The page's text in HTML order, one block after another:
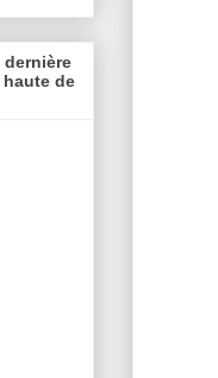
dernière
de